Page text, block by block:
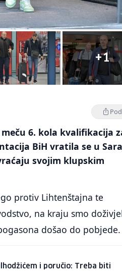
+1
6. kola kvalifikacija
BiH vratila se u
svojim klupskim
protiv Lihtenštajna te
na kraju smo
došao do pobjede.
i poručio: Treba biti